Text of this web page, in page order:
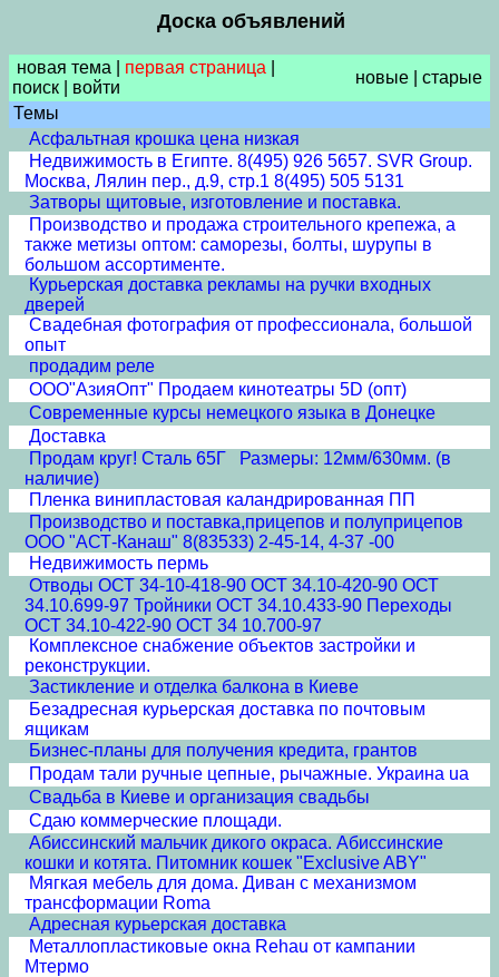
Доска объявлений
новая тема первая страница
поиск
войти
новые
старые
Темы
Асфальтная крошка цена низкая
Недвижимость в Египте. 8(495) 926 5657. SVR Group.
Москва, Лялин пер., д.9, стр.1 8(495) 505 5131
Затворы щитовые, изготовление и поставка.
Производство и продажа строительного крепежа, а
также метизы оптом: саморезы, болты, шурупы в
большом ассортименте.
Курьерская доставка рекламы на ручки входных
дверей
Свадебная фотография от профессионала, большой
опыт
продадим реле
ООО"АзияОпт" Продаем кинотеатры 5D (опт)
Современные курсы немецкого языка в Донецке
Доставка
Продам круг! Сталь 65Г Размеры: 12мм/630мм. (в
наличие)
Пленка винипластовая каландрированная ПП
Производство и поставка,прицепов и полуприцепов
ООО "АСТ-Канаш" 8(83533) 2-45-14, 4-37 -00
Недвижимость пермь
Отводы ОСТ 34-10-418-90 ОСТ 34.10-420-90 ОСТ
34.10.699-97 Тройники ОСТ 34.10.433-90 Переходы
ОСТ 34.10-422-90 ОСТ 34 10.700-97
Комплексное снабжение объектов застройки и
реконструкции.
Застикление и отделка балкона в Киеве
Безадресная курьерская доставка по почтовым
ящикам
Бизнес-планы для получения кредита, грантов
Продам тали ручные цепные, рычажные. Украина ua
Свадьба в Киеве и организация свадьбы
Сдаю коммерческие площади.
Абиссинский мальчик дикого окраса. Абиссинские
кошки и котята. Питомник кошек "Exclusive ABY"
Мягкая мебель для дома. Диван с механизмом
трансформации Roma
Адресная курьерская доставка
Металлопластиковые окна Rehau от кампании
Мтермо